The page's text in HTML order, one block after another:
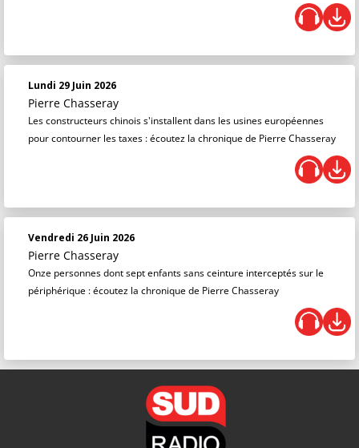
Lundi 29 Juin 2026
Pierre Chasseray
Les constructeurs chinois s'installent dans les usines européennes
pour contourner les taxes : écoutez la chronique de Pierre Chasseray
Vendredi 26 Juin 2026
Pierre Chasseray
Onze personnes dont sept enfants sans ceinture interceptés sur le
périphérique : écoutez la chronique de Pierre Chasseray